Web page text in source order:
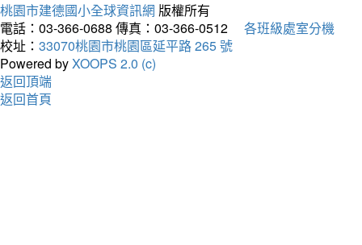
桃園市建德國小全球資訊網 版權所有
電話：03-366-0688 傳真：03-366-0512
各班級處室分機
校址： 33070桃園市桃園區延平路 265 號
Powered byXOOPS 2.0 (c)
返回頂端
返回首頁